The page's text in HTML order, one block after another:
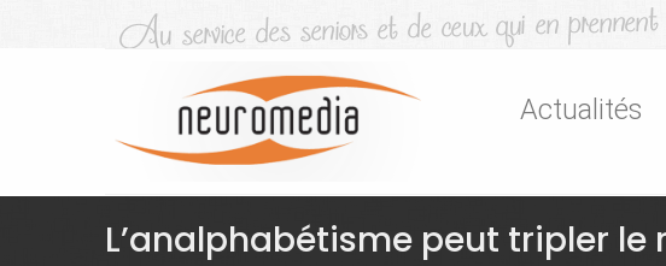
Actualités
L’analphabétisme peut tripler le